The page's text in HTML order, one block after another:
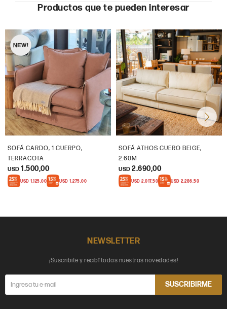
Productos que te pueden interesar
SOFÁ CARDO, 1 CUERPO,
TERRACOTA
USD 1.500,00
USD 1.125,00 USD 1.275,00
SOFÁ ATHOS CUERO BEIGE,
2.60M
USD 2.690,00
USD 2.017,50 USD 2.286,50
NEWSLETTER
¡Suscribite y recibí todas nuestras novedades!
SUSCRIBIRME